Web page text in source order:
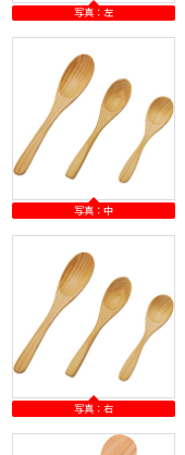
写真：左
写真：中
写真：右